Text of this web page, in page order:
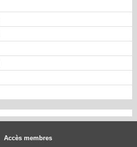
Accès membres